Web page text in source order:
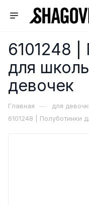
6101248 |
для
девочек
Главная — для
6101248 | Полуботинки